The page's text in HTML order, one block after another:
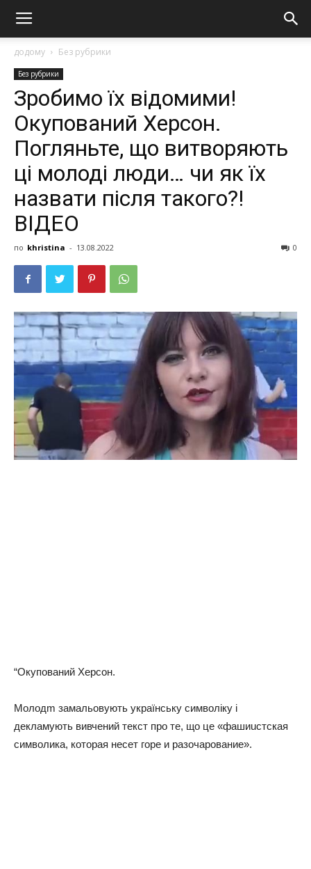
додому Без рубрики
Без рубрики
Зробимо їх відомими!
Окупований Херсон.
Погляньте, що витворяють
ці молоді люди… чи як їх
назвати після такого?!
ВІДЕО
по khristina - 13.08.2022 0
“Окупований Херсон.
Молодm замальовують українську символіку і
декламують вивчений текст про те, що це «фашиuстскaя
символика, которая несет горе и разочарование».